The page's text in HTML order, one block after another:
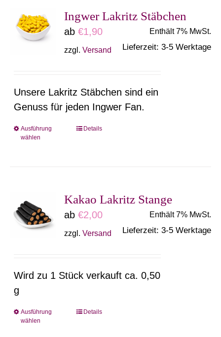
auf.
Die
Optionen
der
Produktseite
gewählt
Ingwer Lakritz Stäbchen
ab€1,90 Enthält 7% MwSt.
zzgl.Versand Lieferzeit: 3-5 Werktage
Unsere Lakritz Stäbchen sind ein
Genuss für jeden Ingwer Fan.
Ausführung
wählen
Dieses
auf.
Die
Optionen
der
gewählt
Details
Kakao Lakritz Stange
ab€2,00 Enthält 7% MwSt.
zzgl.Versand Lieferzeit: 3-5 Werktage
Wird zu 1 Stück verkauft ca. 0,50
g
Ausführung
wählen
Dieses
Details